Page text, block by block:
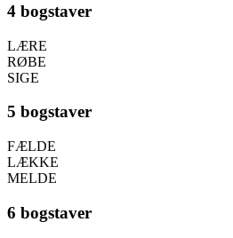
4 bogstaver
LÆRE
RØBE
SIGE
5 bogstaver
FÆLDE
LÆKKE
MELDE
6 bogstaver